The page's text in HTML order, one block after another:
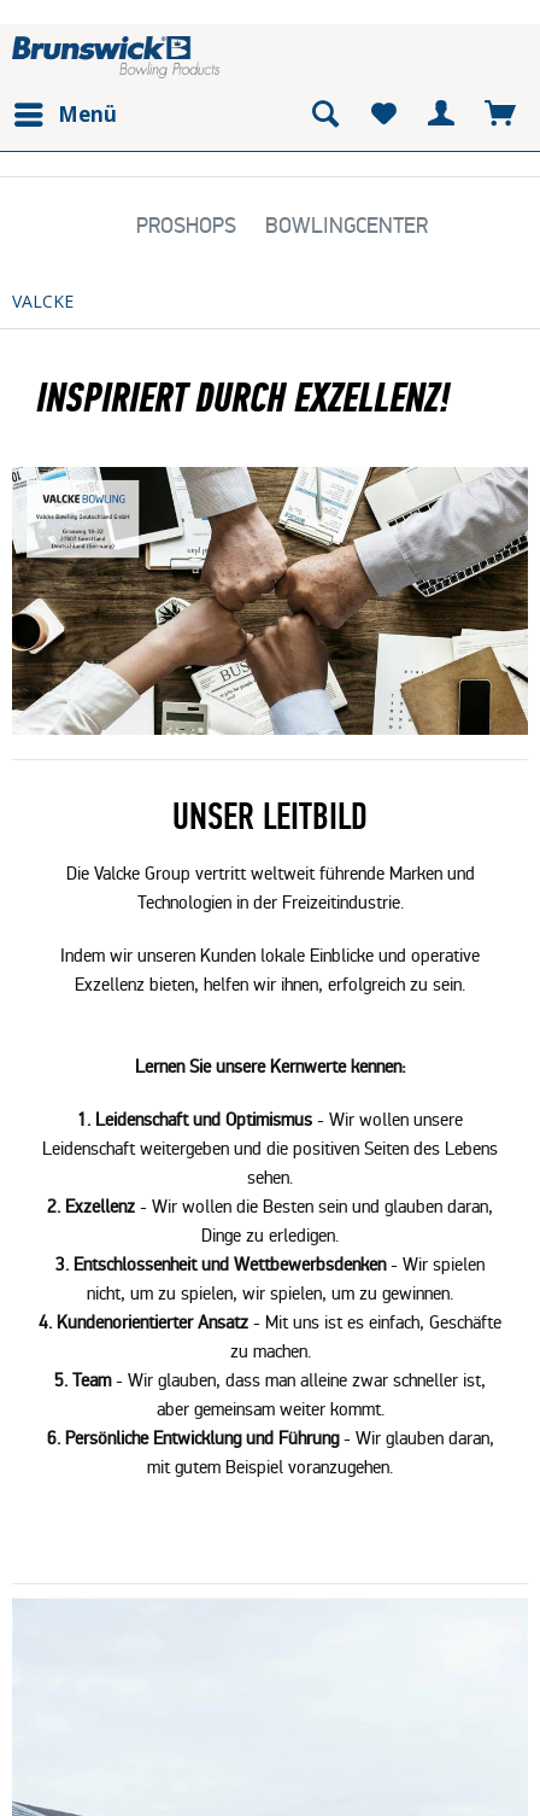
Menü
PROSHOPS BOWLINGCENTER
VALCKE
INSPIRIERT DURCHEXZELLENZ!
UNSER LEITBILD
Die Valcke Group vertritt weltweit führende Marken und
Technologien in der Freizeitindustrie.
Indem wir unseren Kunden lokale Einblicke und operative
Exzellenz bieten, helfen wir ihnen, erfolgreich zu sein.
Lernen Sie unsere Kernwerte kennen:
1. Leidenschaft und Optimismus - Wir wollen unsere
Leidenschaft weitergeben und die positiven Seiten des Lebens
sehen.
2. Exzellenz - Wir wollen die Besten sein und glauben daran,
Dinge zu erledigen.
3. Entschlossenheit und Wettbewerbsdenken- Wir spielen
nicht, um zu spielen, wir spielen, um zu gewinnen.
4. Kundenorientierter Ansatz - Mit uns ist es einfach, Geschäfte
zu machen.
5. Team- Wir glauben, dass man alleine zwar schneller ist,
aber gemeinsam weiter kommt.
6. Persönliche Entwicklung und Führung- Wir glauben daran,
mit gutem Beispiel voranzugehen.